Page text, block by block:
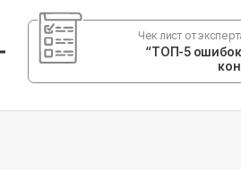
Чек лист от
“ТОП-5